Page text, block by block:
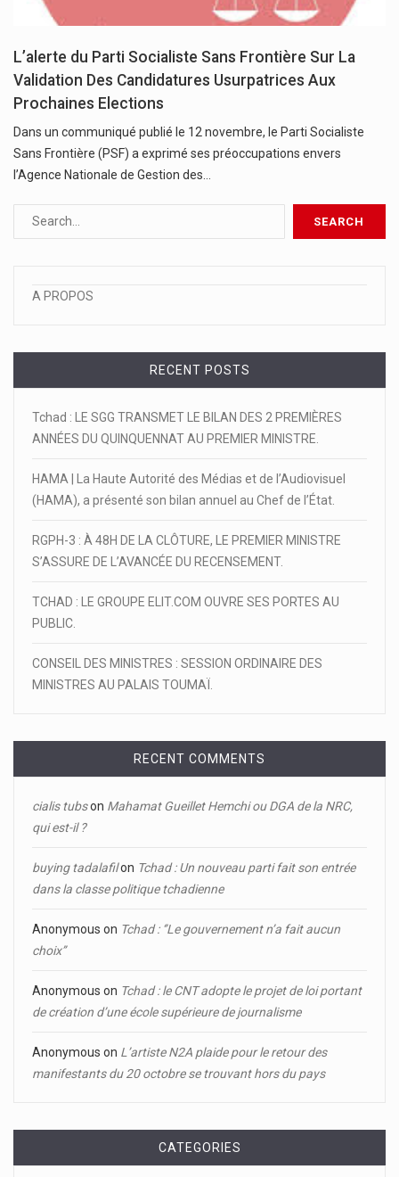
L’alerte du Parti Socialiste Sans Frontière Sur La
Validation Des Candidatures Usurpatrices Aux
Prochaines Elections
Dans un communiqué publié le 12 novembre, le Parti Socialiste
Sans Frontière (PSF) a exprimé ses préoccupations envers
l’Agence Nationale de Gestion des…
A PROPOS
RECENT POSTS
Tchad : LE SGG TRANSMET LE BILAN DES 2 PREMIÈRES
ANNÉES DU QUINQUENNAT AU PREMIER MINISTRE.
HAMA | La Haute Autorité des Médias et de l’Audiovisuel
(HAMA), a présenté son bilan annuel au Chef de l’État.
RGPH-3 : À 48H DE LA CLÔTURE, LE PREMIER MINISTRE
S’ASSURE DE L’AVANCÉE DU RECENSEMENT.
TCHAD : LE GROUPE ELIT.COM OUVRE SES PORTES AU
PUBLIC.
CONSEIL DES MINISTRES : SESSION ORDINAIRE DES
MINISTRES AU PALAIS TOUMAÏ.
RECENT COMMENTS
cialis tubson Mahamat Gueillet Hemchi ou DGA de la NRC,
qui est-il ?
buying tadalafilon Tchad : Un nouveau parti fait son entrée
dans la classe politique tchadienne
Anonymous on Tchad : ‘’Le gouvernement n’a fait aucun
choix’’
Anonymous on Tchad : le CNT adopte le projet de loi portant
de création d’une école supérieure de journalisme
Anonymous on L’artiste N2A plaide pour le retour des
manifestants du 20 octobre se trouvant hors du pays
CATEGORIES